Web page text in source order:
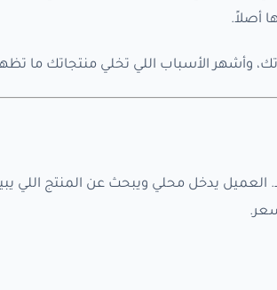
أصلاً.
وأشهر الأسباب اللي تخلي منتجاتك ما
العميل يدخل محلي ويبحث عن المنتج اللي